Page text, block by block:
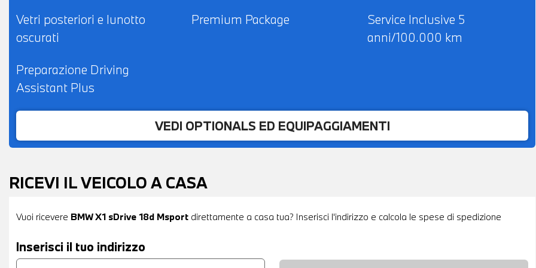
Vetri posteriori e lunotto
oscurati
Premium Package
Service Inclusive 5
anni/100.000 km
Preparazione Driving
Assistant Plus
VEDI OPTIONALS ED EQUIPAGGIAMENTI
RICEVI IL VEICOLO A CASA
Vuoi ricevere BMW X1 sDrive 18d Msport direttamente a casa tua? Inserisci l'indirizzo e calcola le spese di spedizione
Inserisci il tuo indirizzo